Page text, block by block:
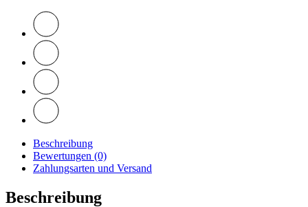
Beschreibung
Bewertungen (0)
Zahlungsarten und Versand
Beschreibung